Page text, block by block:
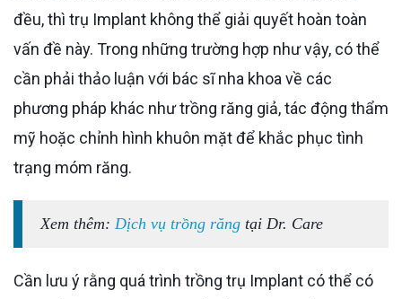
đều, thì trụ Implant không thể giải quyết hoàn toàn
vấn đề này. Trong những trường hợp như vậy, có thể
cần phải thảo luận với bác sĩ nha khoa về các
phương pháp khác như trồng răng giả, tác động thẩm
mỹ hoặc chỉnh hình khuôn mặt để khắc phục tình
trạng móm răng.
Xem thêm: Dịch vụ trồng răng tại Dr. Care
Cần lưu ý rằng quá trình trồng trụ Implant có thể có